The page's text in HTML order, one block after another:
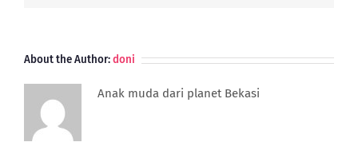
About the Author:doni
Anak muda dari planet Bekasi